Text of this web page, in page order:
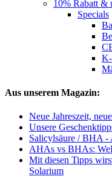
10% Rabatt &
Specials
Aus unserem Magazin:
Neue Jahreszeit,
Unsere
Salicylsäure / BHA -
AHAs vs BHAs:
Mit diesen Tipps
Solarium